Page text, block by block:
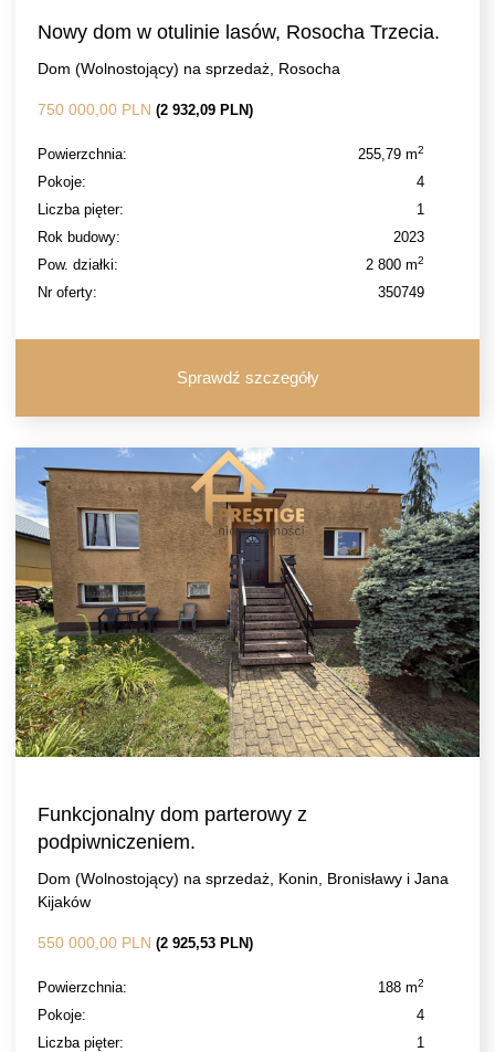
Nowy dom w otulinie lasów, Rosocha Trzecia.
Dom (Wolnostojący) na sprzedaż, Rosocha
750 000,00 PLN (2 932,09 PLN)
Powierzchnia: 255,79 m2
Pokoje:
4
Liczba pięter:
1
Rok budowy:
2023
Pow. działki:
2 800 m2
Nr oferty: 350749
Sprawdź szczegóły
Funkcjonalny dom parterowy z
podpiwniczeniem.
Dom (Wolnostojący) na sprzedaż, Konin, Bronisławy i Jana
Kijaków
550 000,00 PLN (2 925,53 PLN)
Powierzchnia: 188 m2
Pokoje:
4
Liczba pięter:
1